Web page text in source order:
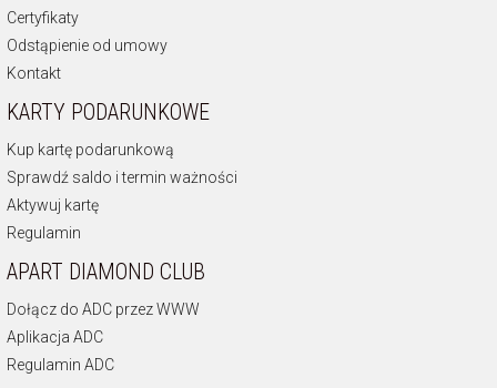
Certyfikaty
Odstąpienie od umowy
Kontakt
KARTY PODARUNKOWE
Kup kartę podarunkową
Sprawdź saldo i termin ważności
Aktywuj kartę
Regulamin
APART DIAMOND CLUB
Dołącz do ADC przez WWW
Aplikacja ADC
Regulamin ADC